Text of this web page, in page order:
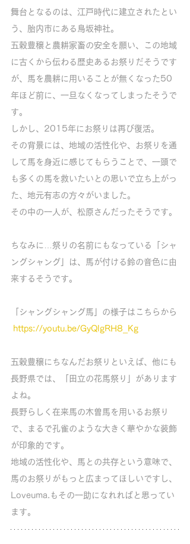
舞台となるのは、江戸時代に建立されたとい
う、胎内市にある鳥坂神社。
五穀豊穣と農耕家畜の安全を願い、この地域
に古くから伝わる歴史あるお祭りだそうです
が、馬を農耕に用いることが無くなった50
年ほど前に、一旦なくなってしまったそうで
す。
しかし、2015年にお祭りは再び復活。
その背景には、地域の活性化や、お祭りを通
して馬を身近に感じてもらうことで、一頭で
も多くの馬を救いたいとの思いで立ち上がっ
た、地元有志の方々がいました。
その中の一人が、松原さんだったそうです。
ちなみに…祭りの名前にもなっている「シャ
ングシャング」は、馬が付ける鈴の音色に由
来するそうです。
「シャングシャング馬」の様子はこちらから
https://youtu.be/GyQlgRH8_Kg
五穀豊穣にちなんだお祭りといえば、他にも
長野県では、「田立の花馬祭り」があります
よね。
長野らしく在来馬の木曽馬を用いるお祭り
で、まるで孔雀のような大きく華やかな装飾
が印象的です。
地域の活性化や、馬との共存という意味で、
馬のお祭りがもっと広まってほしいですし、
Loveuma.もその一助になれればと思ってい
ます。